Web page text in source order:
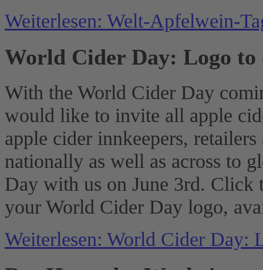
Weiterlesen: Welt-Apfelwein-
World Cider Day: Logo to
With the World Cider Day
would like to invite all apple
apple cider innkeepers,
nationally as well as across to
Day with us on June 3rd.
your World Cider Day logo,
Weiterlesen: World Cider Day: